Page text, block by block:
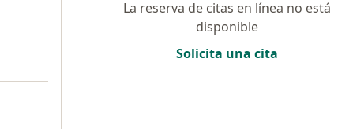
La reserva de citas en línea no está
disponible
Solicita una cita